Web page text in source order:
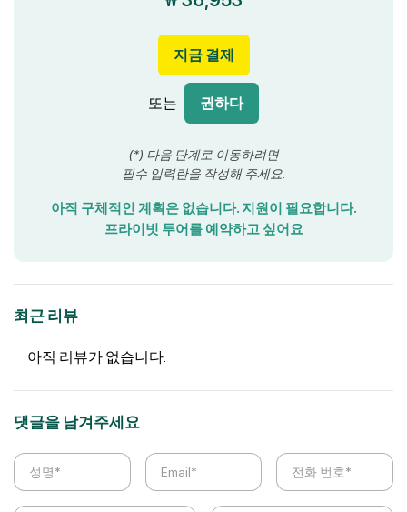
지금 결제
또는 권하다
(*) 다음 단계로 이동하려면
필수 입력란을 작성해 주세요.
아직 구체적인 계획은 없습니다. 지원이 필요합니다.
프라이빗 투어를 예약하고 싶어요
최근 리뷰
아직 리뷰가 없습니다.
댓글을 남겨주세요